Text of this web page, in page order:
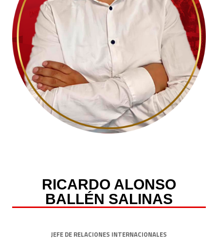
RICARDO ALONSO
BALLÉN SALINAS
JEFE DE RELACIONES INTERNACIONALES